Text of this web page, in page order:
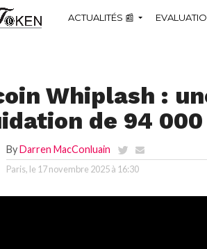
ACTUALITÉS 📰
Whiplash :
de 94
ByDarren MacConluain
Paris, le 17 novembre 2025 à 16:30